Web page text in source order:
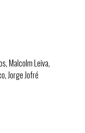
Malcolm Leiva,
Jorge Jofré